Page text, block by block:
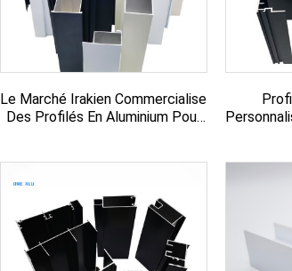
Le Marché Irakien Commercialise
Des Profilés En Aluminium Pour